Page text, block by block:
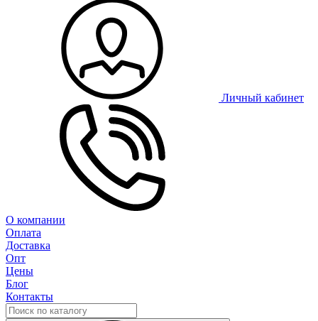
Личный кабинет
О компании
Оплата
Доставка
Опт
Цены
Блог
Контакты